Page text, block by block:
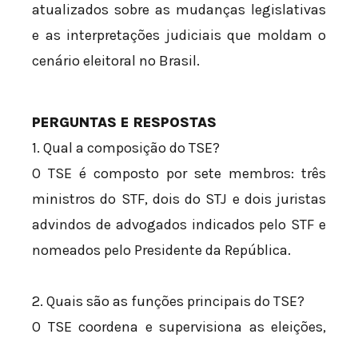
atualizados sobre as mudanças legislativas
e as interpretações judiciais que moldam o
cenário eleitoral no Brasil.
PERGUNTAS E RESPOSTAS
1. Qual a composição do TSE?
O TSE é composto por sete membros: três
ministros do STF, dois do STJ e dois juristas
advindos de advogados indicados pelo STF e
nomeados pelo Presidente da República.
2. Quais são as funções principais do TSE?
O TSE coordena e supervisiona as eleições,